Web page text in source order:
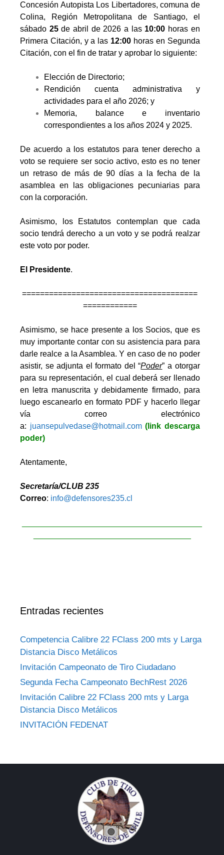
Concesión Autopista Los Libertadores, comuna de
Colina, Región Metropolitana de Santiago, el
sábado 25de abril de 2026 a las 10:00 horas en
Primera Citación, y a las 12:00 horas en Segunda
Citación, con el fin de tratar y aprobar lo siguiente:
Elección de Directorio;
Rendición cuenta administrativa y
actividades para el año 2026; y
Memoria, balance e inventario
correspondientes a los años 2024 y 2025.
De acuerdo a los estatutos para tener derecho a
voto se requiere ser socio activo, esto es no tener
un retraso de más de 90 días a la fecha de la
asamblea en las obligaciones pecuniarias para
con la corporación.
Asimismo, los Estatutos contemplan que cada
socio tendrá derecho a un voto y se podrá realzar
este voto por poder.
El Presidente.
=======================================
============
Asimismo, se hace presente a los Socios, que es
muy importante contar con su asistencia para para
darle realce a la Asamblea. Y en caso de no poder
asistir, se adjunta el formato del “Poder” a otorgar
para su representación, el cual deberá ser llenado
en letra manuscrita y debidamente firmado, para
luego escanearlo en formato PDF y hacerlo llegar
vía correo electrónico
a: juansepulvedase@hotmail.com (link descarga
poder)
Atentamente,
Secretaría/CLUB 235
Correo: info@defensores235.cl
Entradas recientes
Competencia Calibre 22 FClass 200 mts y Larga
Distancia Disco Metálicos
Invitación Campeonato de Tiro Ciudadano
Segunda Fecha Campeonato BechRest 2026
Invitación Calibre 22 FClass 200 mts y Larga
Distancia Disco Metálicos
INVITACIÓN FEDENAT